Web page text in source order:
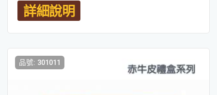
詳細說明
品號: 301011